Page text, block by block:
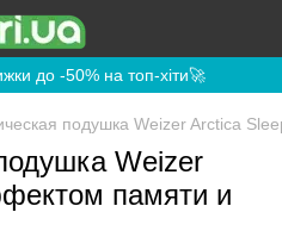
до -50% на топ-хіти🚀
подушка Weizer Arctica
Weizer
памяти и